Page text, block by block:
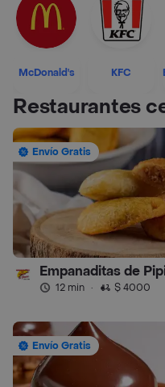
McDonald's KFC
Restaurantes
Envío Gratis
12 min · $ 4000
Envío Gratis